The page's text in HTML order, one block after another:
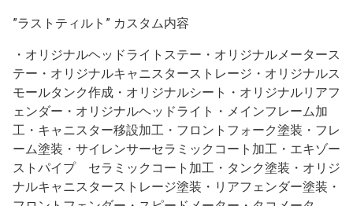
”ラストティルト” カスタム内容
・オリジナルヘッドライトステー・オリジナルメータース
テー・オリジナルキャニスターストレージ・オリジナルス
モールタンク作成・オリジナルシート・オリジナルリアフ
ェンダー・オリジナルヘッドライト・メインフレーム加
工・キャニスター移設加工・フロントフォーク塗装・フレ
ーム塗装・サイレンサーセラミックコート加工・エキゾー
ストパイプ セラミックコート加工・タンク塗装・オリジ
ナルキャニスターストレージ塗装・リアフェンダー塗装・